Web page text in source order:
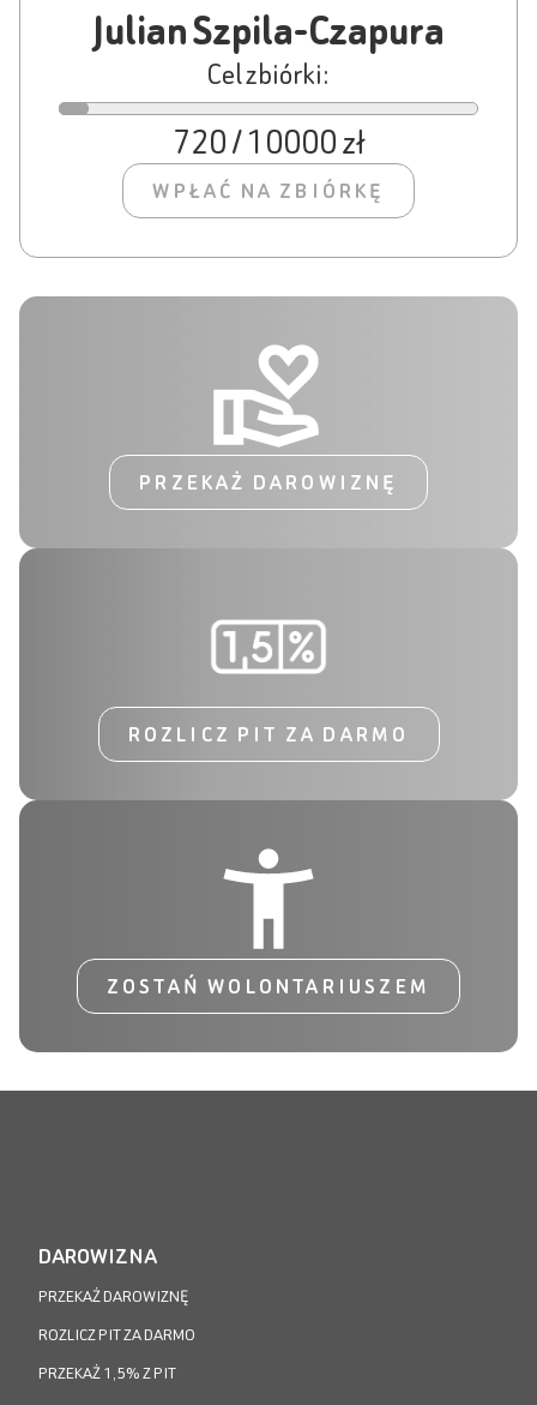
Julian Szpila-Czapura
Cel zbiórki:
720 / 10000 zł
WPŁAĆ NA ZBIÓRKĘ
PRZEKAŻ DAROWIZNĘ
ROZLICZ PIT ZA DARMO
ZOSTAŃ WOLONTARIUSZEM
DAROWIZNA
PRZEKAŻ DAROWIZNĘ
ROZLICZ PIT ZA DARMO
PRZEKAŻ 1,5% Z PIT